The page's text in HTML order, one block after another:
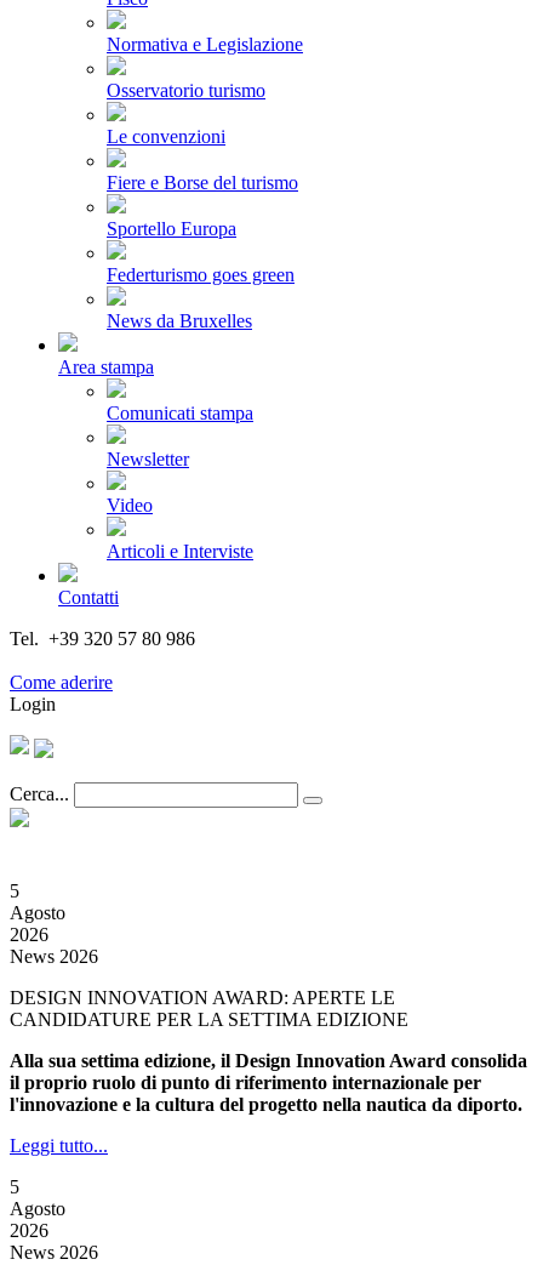
Normativa e Legislazione
Osservatorio turismo
Le convenzioni
Fiere e Borse del turismo
Sportello Europa
Federturismo goes green
News da Bruxelles
Area stampa
Comunicati stampa
Newsletter
Video
Articoli e Interviste
Contatti
Tel. +39 320 57 80 986
Come aderire
Login
Cerca...
5
Agosto
2026
News 2026
DESIGN INNOVATION AWARD: APERTE LE
CANDIDATURE PER LA SETTIMA EDIZIONE
Alla sua settima edizione, il Design Innovation Award consolida
il proprio ruolo di punto di riferimento internazionale per
l'innovazione e la cultura del progetto nella nautica da diporto.
Leggi tutto...
5
Agosto
2026
News 2026